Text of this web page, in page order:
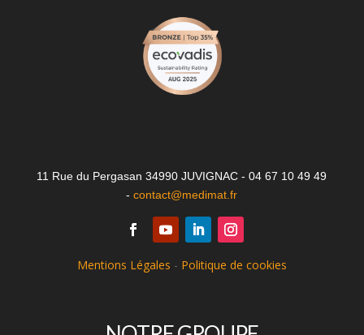
11 Rue du Pergasan 34990 JUVIGNAC - 04 67 10 49 49
-contact@medimat.fr
Mentions Légales - Politique de cookies